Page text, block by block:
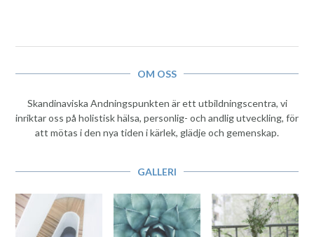
OM OSS
Skandinaviska Andningspunkten är ett utbildningscentra, vi
inriktar oss på holistisk hälsa, personlig- och andlig utveckling, för
att mötas i den nya tiden i kärlek, glädje och gemenskap.
GALLERI